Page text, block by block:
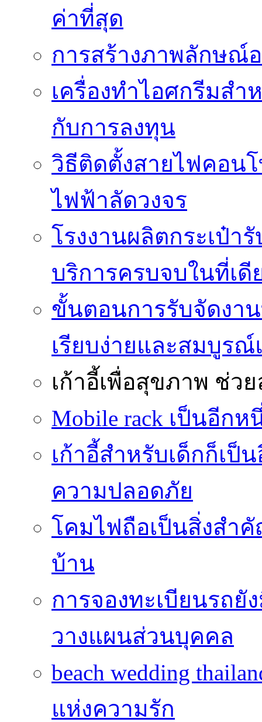
ค่าที่สุด
การสร้างภาพลักษณ์
เครื่องทำไอศกรีมสำ
กับการลงทุน
วิธีติดตั้งสายไฟคอน
ไฟฟ้าลัดวงจร
โรงงานผลิตกระเป๋า
บริการครบจบในที่เดี
ขั้นตอนการรับจัดงา
เรียบง่ายและสมบูร
เก้าอี้เพื่อสุขภาพ ช่วย
Mobile rack เป็นอีก
เก้าอี้สำหรับเด็กก็เป็
ความปลอดภัย
โคมไฟถือเป็นสิ่งสำ
บ้าน
การจองทะเบียนรถ
วางแผนส่วนบุคคล
beach wedding
แห่งความรัก